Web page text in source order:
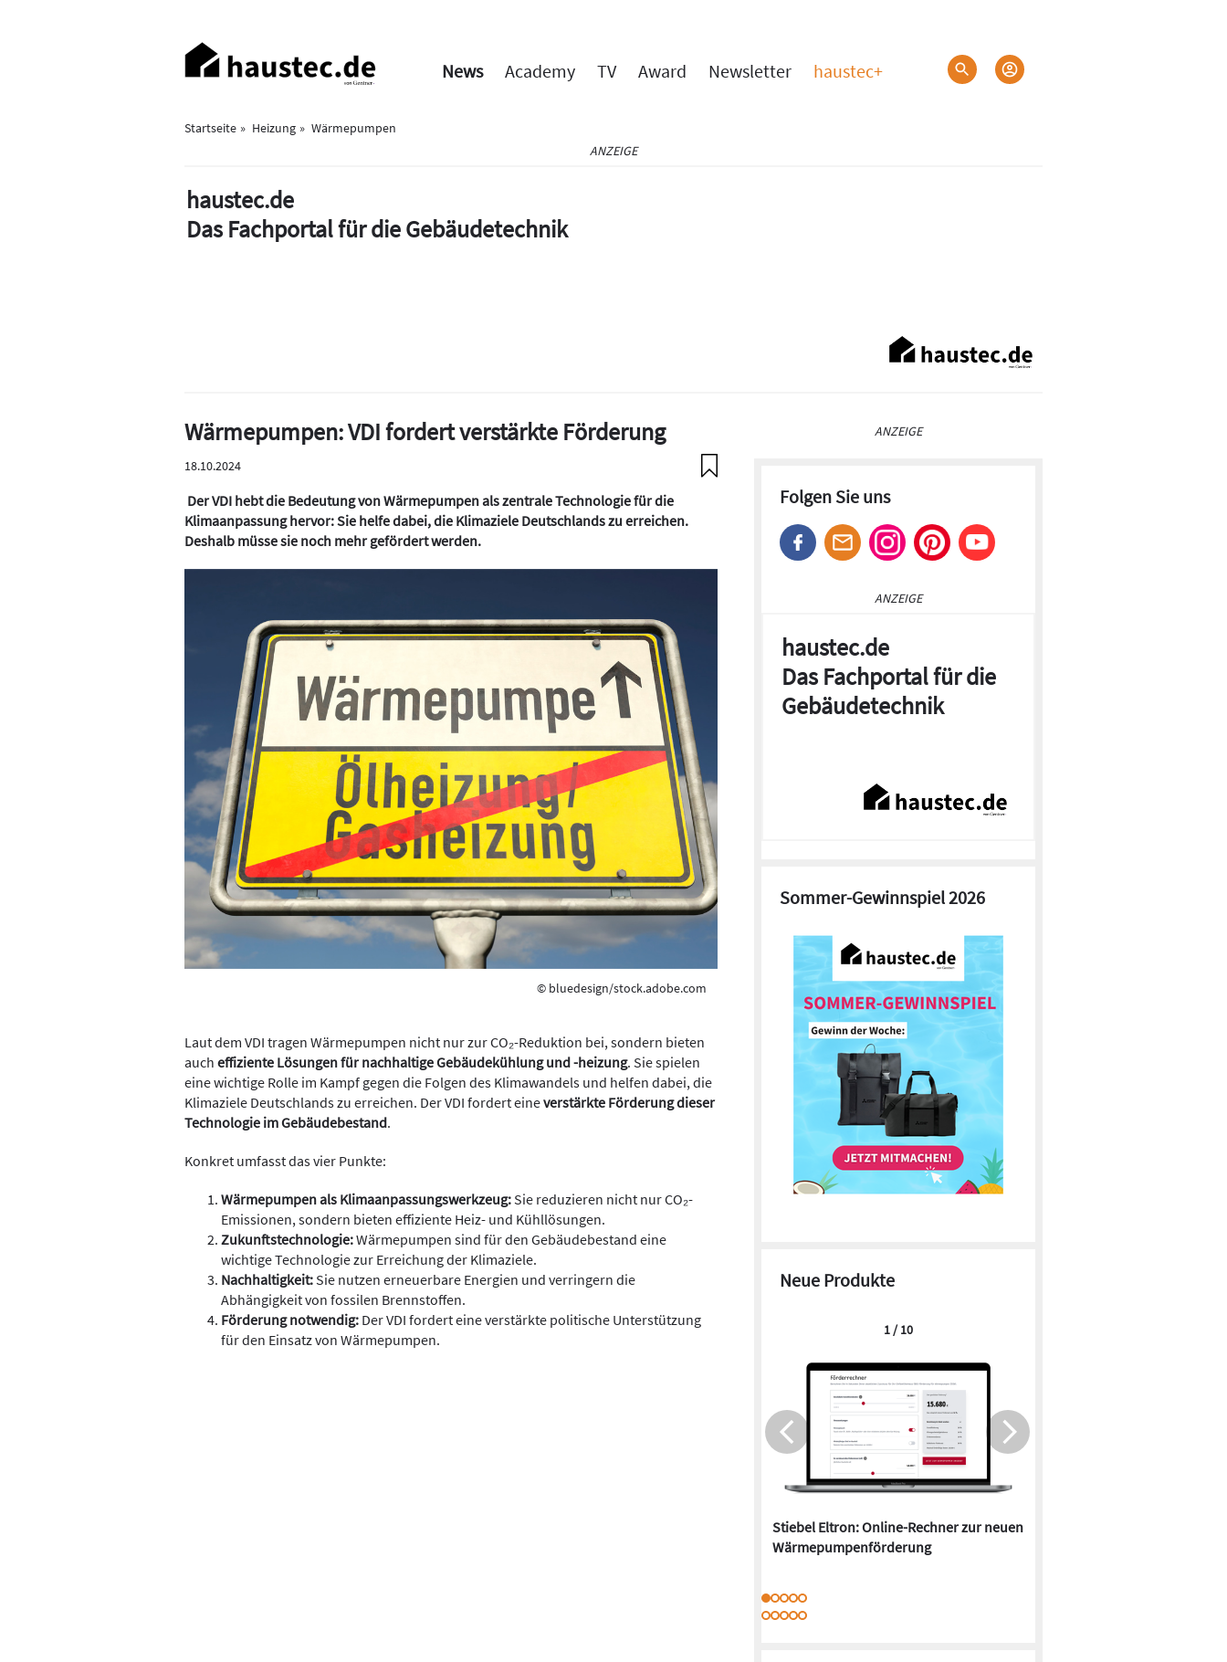
Haupt-
Navigation
News Academy TV Award Newsletter haustec+
Startseite Heizung
Wärmepumpen
ANZEIGE
haustec.de
Das Fachportal für die Gebäudetechnik
Wärmepumpen: VDI fordert verstärkte Förderung
18.10.2024
Der VDI hebt die Bedeutung von Wärmepumpen als zentrale Technologie für die
Klimaanpassung hervor: Sie helfe dabei, die Klimaziele Deutschlands zu erreichen.
Deshalb müsse sie noch mehr gefördert werden.
© bluedesign/stock.adobe.com
Laut dem VDI tragen Wärmepumpen nicht nur zur CO₂-Reduktion bei, sondern bieten
auch effiziente Lösungen für nachhaltige Gebäudekühlung und -heizung. Sie spielen
eine wichtige Rolle im Kampf gegen die Folgen des Klimawandels und helfen dabei, die
Klimaziele Deutschlands zu erreichen. Der VDI fordert eineverstärkte Förderung dieser
Technologie im Gebäudebestand.
Konkret umfasst das vier Punkte:
Wärmepumpen als Klimaanpassungswerkzeug: Sie reduzieren nicht nur CO₂-
Emissionen, sondern bieten effiziente Heiz- und Kühllösungen.
Zukunftstechnologie:Wärmepumpen sind für den Gebäudebestand eine
wichtige Technologie zur Erreichung der Klimaziele.
Nachhaltigkeit: Sie nutzen erneuerbare Energien und verringern die
Abhängigkeit von fossilen Brennstoffen.
Förderung notwendig: Der VDI fordert eine verstärkte politische Unterstützung
für den Einsatz von Wärmepumpen.
ANZEIGE
Folgen Sie uns
ANZEIGE
haustec.de
Das Fachportal für die
Gebäudetechnik
Sommer-Gewinnspiel 2026
Neue Produkte
Stiebel Eltron: Online-Rechner zur neuen
Wärmepumpenförderung
1 / 10